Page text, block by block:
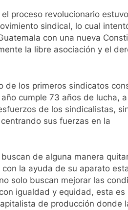
proceso revolucionario estuvo
sindical, lo cual
con una nueva
la libre asociación y el
de los primeros sindicatos
cumple 73 años de lucha,
de los sindicalistas,
sus fuerzas en la
de alguna manera
la ayuda de su aparato
solo buscan mejorar las
igualdad y equidad, esta es
de producción donde